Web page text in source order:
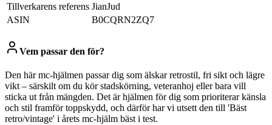
Tillverkarens referens ‎JianJud
ASIN
‎B0CQRN2ZQ7
Vem passar den för?
Den här mc-hjälmen passar dig som älskar retrostil, fri sikt och lägre
vikt – särskilt om du kör stadskörning, veteranhoj eller bara vill
sticka ut från mängden. Det är hjälmen för dig som prioriterar känsla
och stil framför toppskydd, och därför har vi utsett den till 'Bäst
retro/vintage' i årets mc-hjälm bäst i test.